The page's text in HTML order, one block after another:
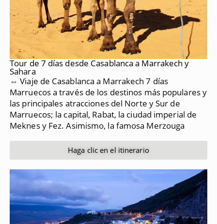
Tour de 7 días desde Casablanca a Marrakech y
Sahara
⇔ Viaje de Casablanca a Marrakech 7 días
Marruecos a través de los destinos más populares y
las principales atracciones del Norte y Sur de
Marruecos; la capital, Rabat, la ciudad imperial de
Meknes y Fez. Asimismo, la famosa Merzouga
Haga clic en el itinerario